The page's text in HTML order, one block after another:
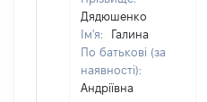
Дядюшенко
Ім'я:
Галина
По батькові (за
наявності):
Андріївна